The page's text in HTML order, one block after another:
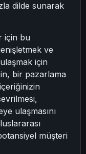
dilde sunarak
için bu
ve
için
bir pazarlama
ulaşmasını
müşteri